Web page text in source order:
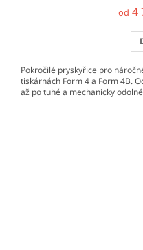
od 4
Pokročilé pryskyřice pro
tiskárnách Form 4 a Form 4B.
až po tuhé a mechanicky